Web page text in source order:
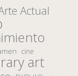
Actual
cine
art